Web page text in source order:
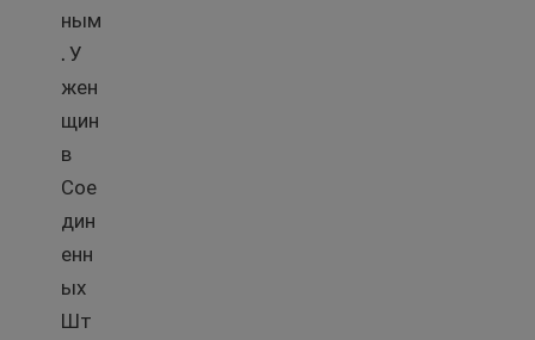
ным
. У
жен
щин
в
Сое
дин
енн
ых
Шт